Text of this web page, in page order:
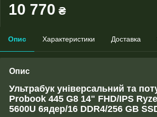
10 770 ₴
Опис Характеристики Доставка
Опис
Ультрабук універсальний та
Probook 445 G8 14" FHD/IPS
5600U 6ядер/16 DDR4/256 GB